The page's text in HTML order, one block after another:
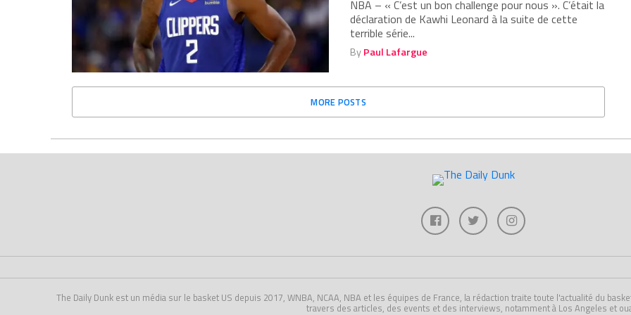
NBA – « C’est un bon challenge pour nous ». C’était la
déclaration de Kawhi Leonard à la suite de cette
terrible série...
ByPaul Lafargue
MORE POSTS
The Daily Dunk est un média sur le basket US depuis 2017, WNBA, NCAA, NBA et les équipes de France, la rédaction traite toute l'actualité du
travers des articles, des events et des interviews, notamment à Los Angeles et